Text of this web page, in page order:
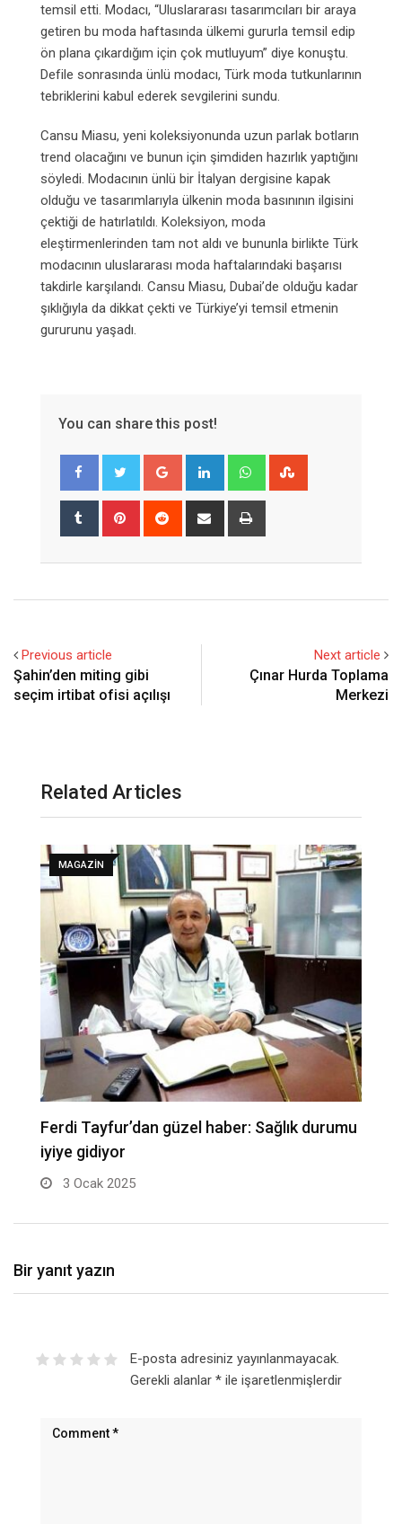
temsil etti. Modacı, “Uluslararası tasarımcıları bir araya
getiren bu moda haftasında ülkemi gururla temsil edip
ön plana çıkardığım için çok mutluyum” diye konuştu.
Defile sonrasında ünlü modacı, Türk moda tutkunlarının
tebriklerini kabul ederek sevgilerini sundu.
Cansu Miasu, yeni koleksiyonunda uzun parlak botların
trend olacağını ve bunun için şimdiden hazırlık yaptığını
söyledi. Modacının ünlü bir İtalyan dergisine kapak
olduğu ve tasarımlarıyla ülkenin moda basınının ilgisini
çektiği de hatırlatıldı. Koleksiyon, moda
eleştirmenlerinden tam not aldı ve bununla birlikte Türk
modacının uluslararası moda haftalarındaki başarısı
takdirle karşılandı. Cansu Miasu, Dubai’de olduğu kadar
şıklığıyla da dikkat çekti ve Türkiye’yi temsil etmenin
gururunu yaşadı.
You can share this post!
Google+ LinkedIn Whatsapp
Tumblr Pinterest Reddit
Share
Previous article
Şahin’den miting gibi
seçim irtibat ofisi açılışı
Next article
Çınar Hurda Toplama
Merkezi
Related Articles
MAGAZIN
Simav’da “Dört Mevsim Simav” ulusal
fotoğraf yarışması ödül…
15 Aralık 2024
Bir yanıt yazın
E-posta adresiniz yayınlanmayacak.
Gerekli alanlar *ile işaretlenmişlerdir